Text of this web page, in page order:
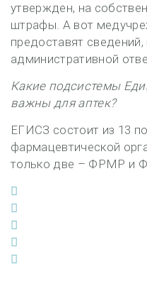
утвержден, на
штрафы. А вот
предоставят
административной
Какие подсистемы Е
важны для аптек?
ЕГИСЗ состоит из 13
фармацевтической
только две – ФРМР и